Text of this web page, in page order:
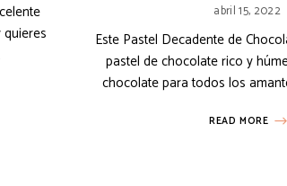
abril 15, 2022
Este Pastel Decadente de
pastel de chocolate rico y
chocolate para todos los
READ MORE